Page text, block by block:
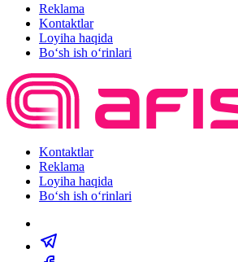
Reklama
Kontaktlar
Loyiha haqida
Bo‘sh ish o‘rinlari
Kontaktlar
Reklama
Loyiha haqida
Bo‘sh ish o‘rinlari